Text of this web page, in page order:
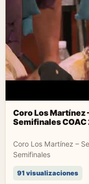
Coro Los Martínez
Semifinales
Coro Los Martínez –
Semifinales
91 visualizaciones